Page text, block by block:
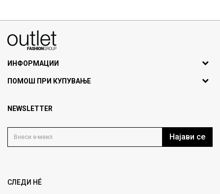
ИНФОРМАЦИИ
За нас
Продавница
Кариера
ПОМОШ ПРИ КУПУВАЊЕ
Политика на приватност
Како да купите
Замена и рефундација на производи
NEWSLETTER
Најави се
СЛЕДИ НÉ